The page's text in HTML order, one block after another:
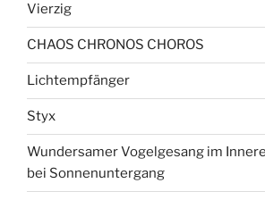
Vierzig
CHAOS CHRONOS CHOROS
Lichtempfänger
Styx
Wundersamer Vogelgesang im
bei Sonnenuntergang